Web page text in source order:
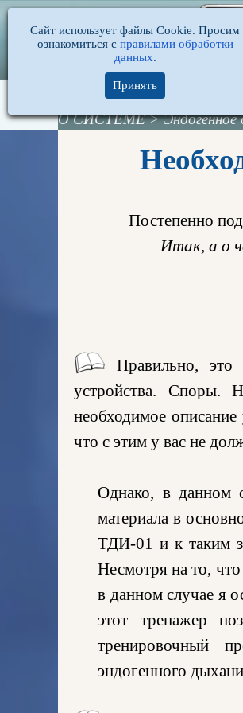
О СИСТЕМЕ>Эндогенное
Постепенно
Итак, а о
Правильно,
устройства. Споры.
необходимое
что с этим у вас не
Однако, в данном
материала в
ТДИ-01 и к таким
Несмотря на то,
в данном случае я
этот тренажер
тренировочный
эндогенного
Сайт использует файлы Cookie. Просим
ознакомиться с правилами обработки
данных.
Принять